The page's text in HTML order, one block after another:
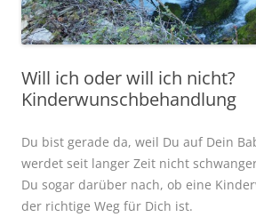
Will ich oder will ich nicht?
Kinderwunschbehandlung
Du bist gerade da, weil Du auf Dein
werdet seit langer Zeit nicht
Du sogar darüber nach, ob eine
der richtige Weg für Dich ist.